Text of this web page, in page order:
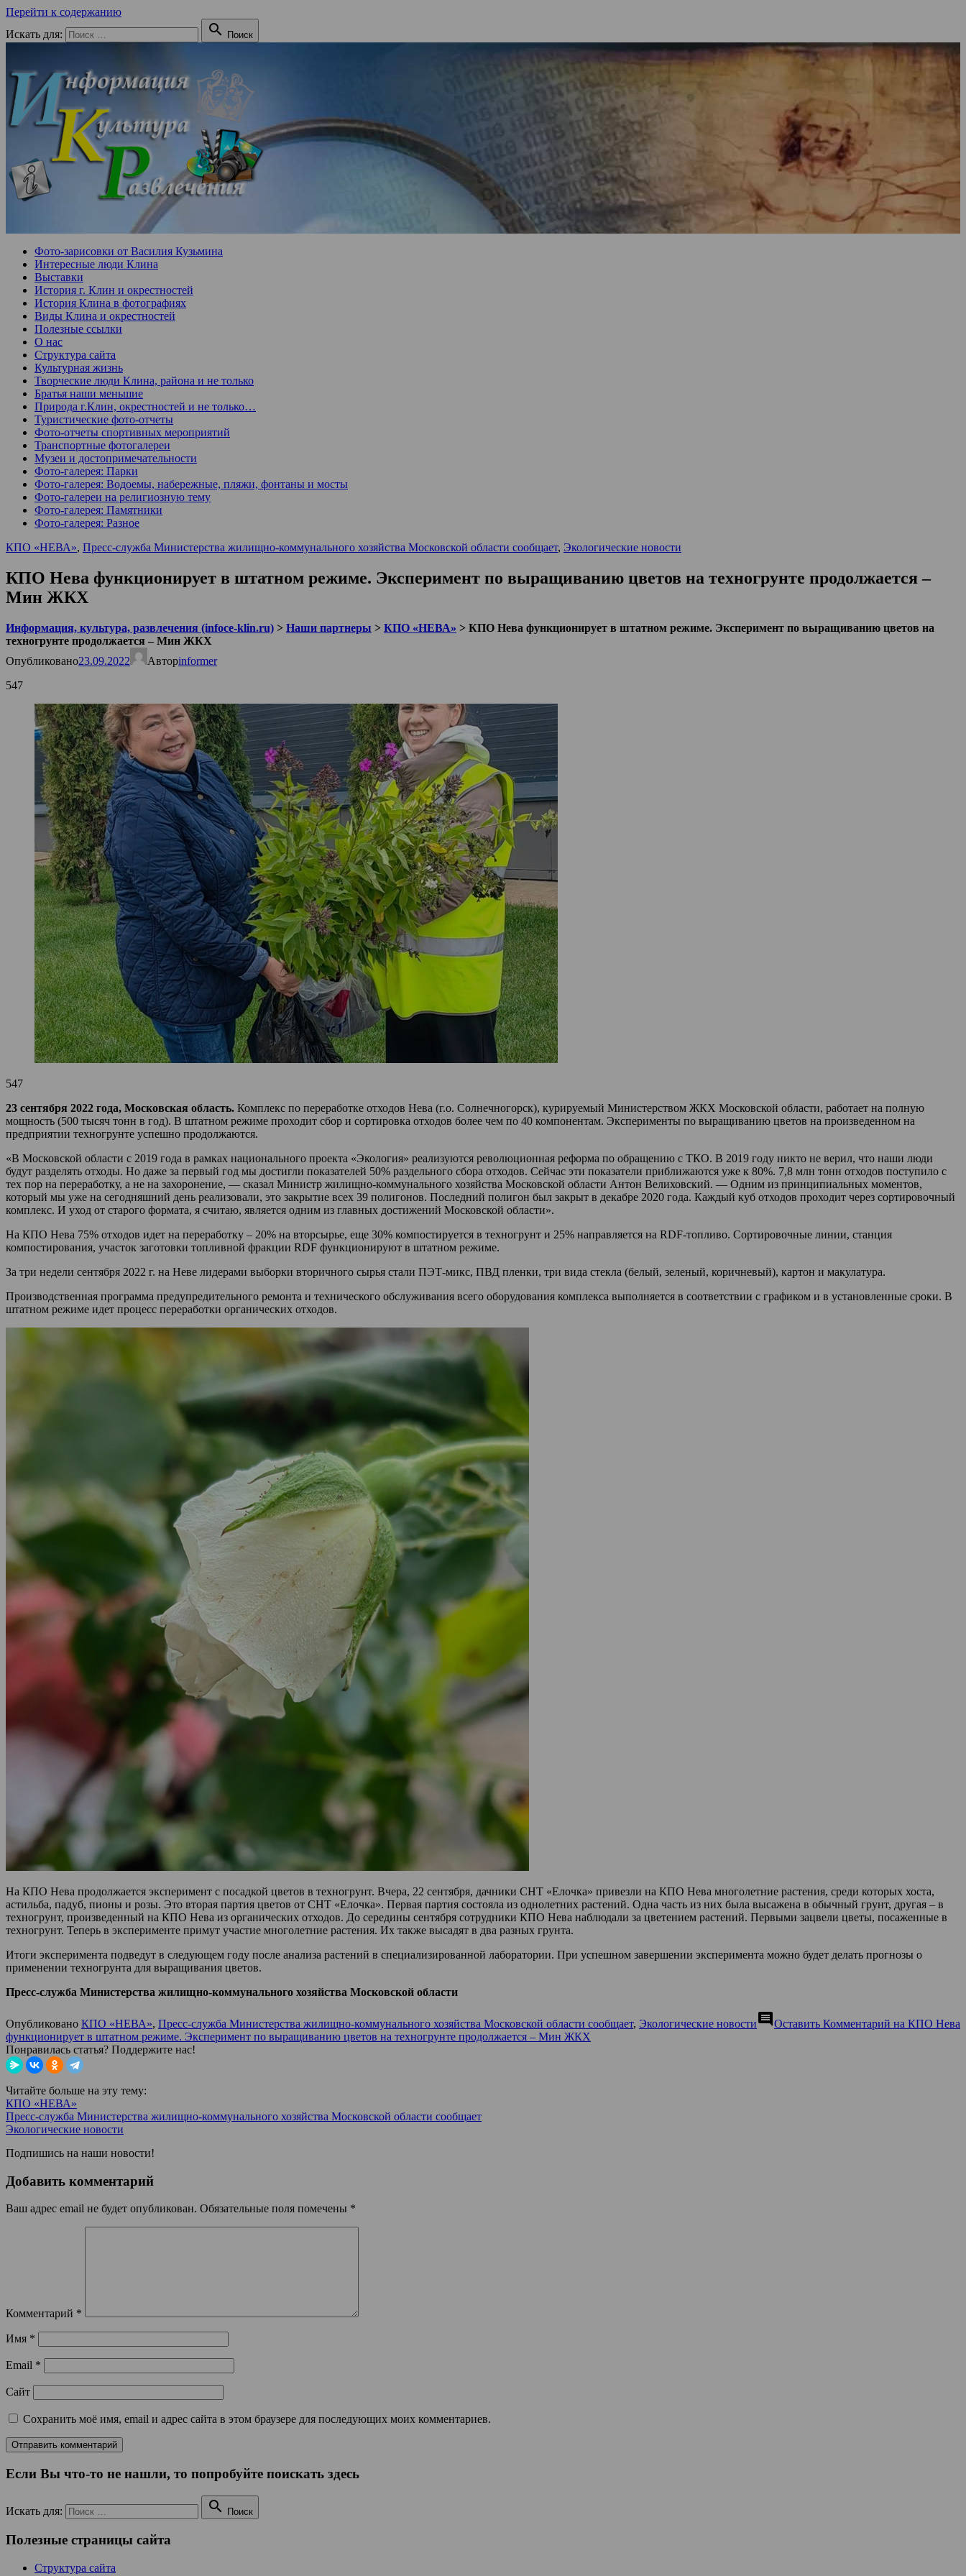
Перейти к содержанию
Искать для:
 Поиск
Фото-зарисовки от Василия Кузьмина
Интересные люди Клина
Выставки
История г. Клин и окрестностей
История Клина в фотографиях
Виды Клина и окрестностей
Полезные ссылки
О нас
Структура сайта
Культурная жизнь
Творческие люди Клина, района и не только
Братья наши меньшие
Природа г.Клин, окрестностей и не только…
Туристические фото-отчеты
Фото-отчеты спортивных мероприятий
Транспортные фотогалереи
Музеи и достопримечательности
Фото-галерея: Парки
Фото-галерея: Водоемы, набережные, пляжи, фонтаны и мосты
Фото-галереи на религиозную тему
Фото-галерея: Памятники
Фото-галерея: Разное
КПО «НЕВА», Пресс-служба Министерства жилищно-коммунального хозяйства Московской области сообщает, Экологические новости
КПО Нева функционирует в штатном режиме. Эксперимент по выращиванию цветов на техногрунте продолжается –
Мин ЖКХ
Информация, культура, развлечения (infoce-klin.ru) > Наши партнеры > КПО «НЕВА» > КПО Нева функционирует в штатном режиме. Эксперимент по выращиванию цветов на
техногрунте продолжается – Мин ЖКХ
Опубликовано23.09.2022 Авторinformer
547
547
23 сентября 2022 года, Московская область. Комплекс по переработке отходов Нева (г.о. Солнечногорск), курируемый Министерством ЖКХ Московской области, работает на полную
мощность (500 тысяч тонн в год). В штатном режиме проходит сбор и сортировка отходов более чем по 40 компонентам. Эксперименты по выращиванию цветов на произведенном на
предприятии техногрунте успешно продолжаются.
«В Московской области с 2019 года в рамках национального проекта «Экология» реализуются революционная реформа по обращению с ТКО. В 2019 году никто не верил, что наши люди
будут разделять отходы. Но даже за первый год мы достигли показателей 50% раздельного сбора отходов. Сейчас эти показатели приближаются уже к 80%. 7,8 млн тонн отходов поступило с
тех пор на переработку, а не на захоронение, — сказал Министр жилищно-коммунального хозяйства Московской области Антон Велиховский. — Одним из принципиальных моментов,
который мы уже на сегодняшний день реализовали, это закрытие всех 39 полигонов. Последний полигон был закрыт в декабре 2020 года. Каждый куб отходов проходит через сортировочный
комплекс. И уход от старого формата, я считаю, является одним из главных достижений Московской области».
На КПО Нева 75% отходов идет на переработку – 20% на вторсырье, еще 30% компостируется в техногрунт и 25% направляется на RDF-топливо. Сортировочные линии, станция
компостирования, участок заготовки топливной фракции RDF функционируют в штатном режиме.
За три недели сентября 2022 г. на Неве лидерами выборки вторичного сырья стали ПЭТ-микс, ПВД пленки, три вида стекла (белый, зеленый, коричневый), картон и макулатура.
Производственная программа предупредительного ремонта и технического обслуживания всего оборудования комплекса выполняется в соответствии с графиком и в установленные сроки. В
штатном режиме идет процесс переработки органических отходов.
На КПО Нева продолжается эксперимент с посадкой цветов в техногрунт. Вчера, 22 сентября, дачники СНТ «Елочка» привезли на КПО Нева многолетние растения, среди которых хоста,
астильба, падуб, пионы и розы. Это вторая партия цветов от СНТ «Елочка». Первая партия состояла из однолетних растений. Одна часть из них была высажена в обычный грунт, другая – в
техногрунт, произведенный на КПО Нева из органических отходов. До середины сентября сотрудники КПО Нева наблюдали за цветением растений. Первыми зацвели цветы, посаженные в
техногрунт. Теперь в эксперименте примут участие многолетние растения. Их также высадят в два разных грунта.
Итоги эксперимента подведут в следующем году после анализа растений в специализированной лаборатории. При успешном завершении эксперимента можно будет делать прогнозы о
применении техногрунта для выращивания цветов.
Пресс-служба Министерства жилищно-коммунального хозяйства Московской области
Опубликовано КПО «НЕВА», Пресс-служба Министерства жилищно-коммунального хозяйства Московской области сообщает, Экологические новостиcomment Оставить Комментарий на КПО Нева
функционирует в штатном режиме. Эксперимент по выращиванию цветов на техногрунте продолжается – Мин ЖКХ
Понравилась статья? Поддержите нас!
Читайте больше на эту тему:
КПО «НЕВА»
Пресс-служба Министерства жилищно-коммунального хозяйства Московской области сообщает
Экологические новости
Подпишись на наши новости!
Добавить комментарий
Ваш адрес email не будет опубликован. Обязательные поля помечены *
Комментарий *
Имя *
Email *
Сайт
Сохранить моё имя, email и адрес сайта в этом браузере для последующих моих комментариев.
Если Вы что-то не нашли, то попробуйте поискать здесь
Искать для:  Поиск
Полезные страницы сайта
Структура сайта